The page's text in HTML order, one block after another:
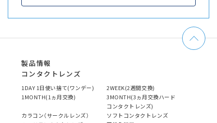
製品情報
コンタクトレンズ
1DAY 1日使い捨て(ワンデー)
2WEEK(2週間交換)
1MONTH(1ヵ月交換)
3MONTH(3ヵ月交換ハード
コンタクトレンズ)
カラコン（サークルレンズ）
ソフトコンタクトレンズ